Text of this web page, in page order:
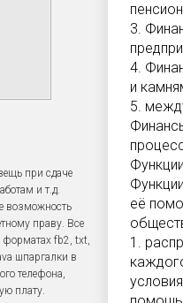
при сдаче
и т.д.
возможность
праву. Все
форматах fb2, txt,
шпаргалки в
телефона,
плату.
3.
4.
и
5.
её
1.